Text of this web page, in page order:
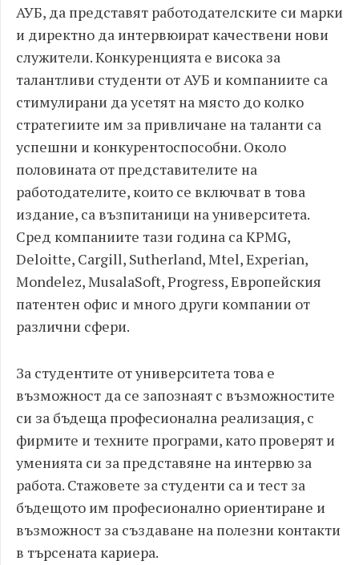
АУБ, да представят работодателските си марки
и директно да интервюират качествени нови
служители. Конкуренцията е висока за
талантливи студенти от АУБ и компаниите са
стимулирани да усетят на място до колко
стратегиите им за привличане на таланти са
успешни и конкурентоспособни. Около
половината от представителите на
работодателите, които се включват в това
издание, са възпитаници на университета.
Сред компаниите тази година са KPMG,
Deloitte, Cargill, Sutherland, Mtel, Experian,
Mondelez, MusalaSoft, Progress, Европейския
патентен офис и много други компании от
различни сфери.
За студентите от университета това е
възможност да се запознаят с възможностите
си за бъдеща професионална реализация, с
фирмите и техните програми, като проверят и
уменията си за представяне на интервю за
работа. Стажовете за студенти са и тест за
бъдещото им професионално ориентиране и
възможност за създаване на полезни контакти
в търсената кариера.